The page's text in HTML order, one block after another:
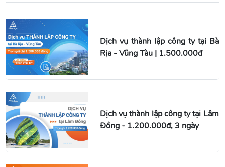
Dịch vụ thành lập công ty tại Bà
Rịa - Vũng Tàu | 1.500.000đ
Dịch vụ thành lập công ty tại Lâm
Đồng - 1.200.000đ, 3 ngày